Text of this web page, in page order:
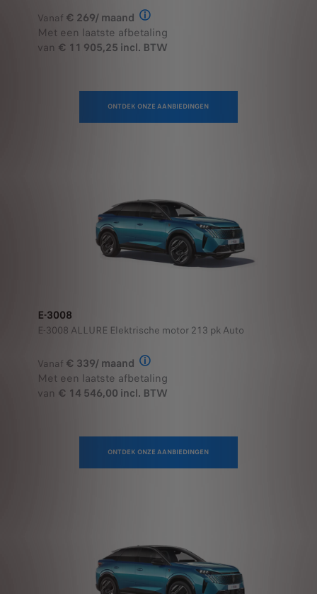
€ 269/ maand
Illustratief voorbeeld van het
Met een laatste afbetaling
van € 11 905,25 incl. BTW
E-3008
E-3008 ALLURE Elektrische motor 213 pk Auto
€ 339/ maand
Illustratief voorbeeld van het
Met een laatste afbetaling
van € 14 546,00 incl. BTW